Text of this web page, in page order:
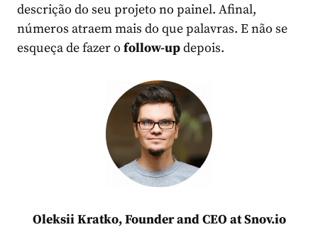
descrição do seu projeto no painel. Afinal,
números atraem mais do que palavras. E não se
esqueça de fazer o follow-updepois.
Oleksii Kratko, Founder and CEO at Snov.io